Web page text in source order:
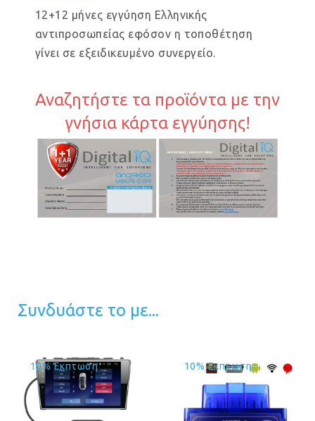
12+12 μήνες εγγύηση Ελληνικής
αντιπροσωπείας εφόσον η τοποθέτηση
γίνει σε εξειδικευμένο συνεργείο.
Αναζητήστε τα προϊόντα με την
γνήσια κάρτα εγγύησης!
Συνδυάστε το με...
10% Έκπτωση 10% Έκπτωση